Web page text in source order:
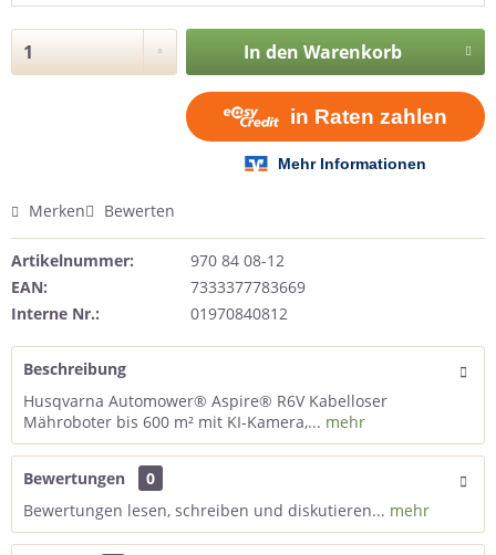
In den Warenkorb
Merken Bewerten
Artikelnummer:
970 84 08-12
EAN:
7333377783669
Interne Nr.:
01970840812
Beschreibung
Husqvarna Automower® Aspire® R6V Kabelloser
Mähroboter bis 600 m² mit KI-Kamera,... mehr
Bewertungen
0
Bewertungen lesen, schreiben und diskutieren... mehr